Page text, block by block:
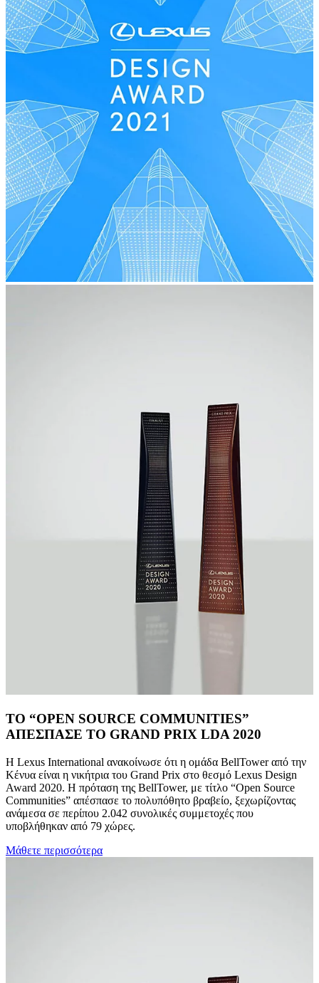
ΤΟ “OPEN SOURCE COMMUNITIES”
ΑΠΕΣΠΑΣΕ ΤΟ GRAND PRIX LDA 2020
Η Lexus International ανακοίνωσε ότι η ομάδα BellTower από την
Κένυα είναι η νικήτρια του Grand Prix στο θεσμό Lexus Design
Award 2020. Η πρόταση της BellTower, με τίτλο “Open Source
Communities” απέσπασε το πολυπόθητο βραβείο, ξεχωρίζοντας
ανάμεσα σε περίπου 2.042 συνολικές συμμετοχές που
υποβλήθηκαν από 79 χώρες.
Μάθετε περισσότερα